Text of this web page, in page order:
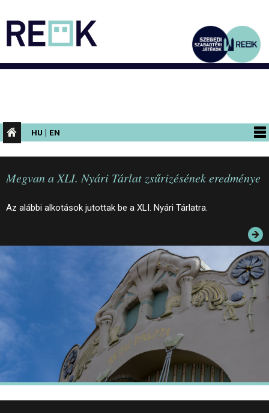
HU | EN
PROGRAMOK
KIÁLLÍTÁSOK
AZ ÉPÜLET
KONFERENCIA
JEGYEK
ELÉRHETŐSÉG
PALOTASÉTÁK ÉS VEZETÉSEK
KÖZÉRDEKŰ ADATOK
Megvan a XLI. Nyári Tárlat zsűrizésének eredménye
Az alábbi alkotások jutottak be a XLI. Nyári Tárlatra.